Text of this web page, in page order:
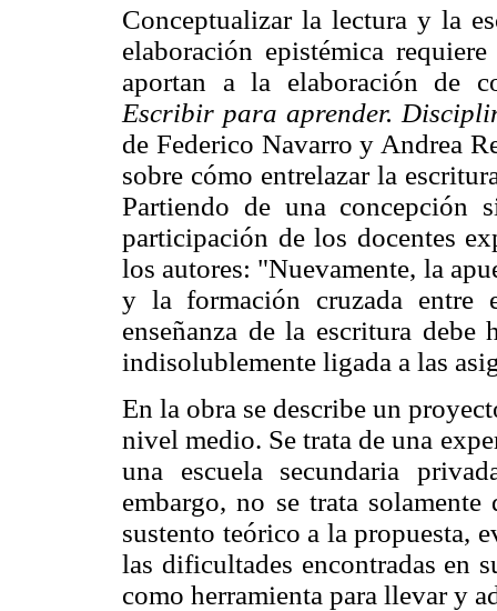
Conceptualizar la lectura y la
elaboración epistémica
aportan a la elaboración de
Escribir para aprender.
de Federico Navarro y Andrea
sobre cómo entrelazar la
Partiendo de una concepción
participación de los docentes
los autores: "Nuevamente, la
y la formación cruzada entre
enseñanza de la escritura debe
indisolublemente ligada a las
En la obra se describe un
nivel medio. Se trata de una
una escuela secundaria
embargo, no se trata
sustento teórico a la propuesta,
las dificultades encontradas en
como herramienta para llevar y